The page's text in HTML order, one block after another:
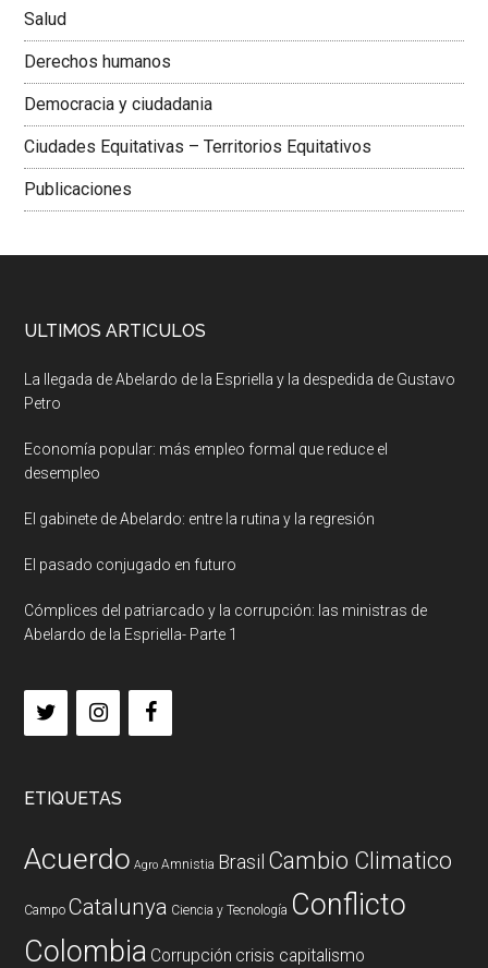
Salud
Derechos humanos
Democracia y ciudadania
Ciudades Equitativas – Territorios Equitativos
Publicaciones
ULTIMOS ARTICULOS
La llegada de Abelardo de la Espriella y la despedida de Gustavo
Petro
Economía popular: más empleo formal que reduce el
desempleo
El gabinete de Abelardo: entre la rutina y la regresión
El pasado conjugado en futuro
Cómplices del patriarcado y la corrupción: las ministras de
Abelardo de la Espriella- Parte 1
ETIQUETAS
Acuerdo Agro Amnistia Brasil Cambio Climatico
Campo Catalunya Ciencia y Tecnología Conflicto
Colombia Corrupción crisis capitalismo